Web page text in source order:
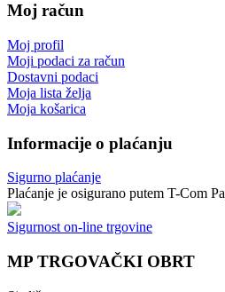
Moj račun
Moj profil
Moji podaci za račun
Dostavni podaci
Moja lista želja
Moja košarica
Informacije o plaćanju
Sigurno plaćanje
Plaćanje je osigurano putem T-Com
Sigurnost on-line trgovine
MP TRGOVAČKI OBRT